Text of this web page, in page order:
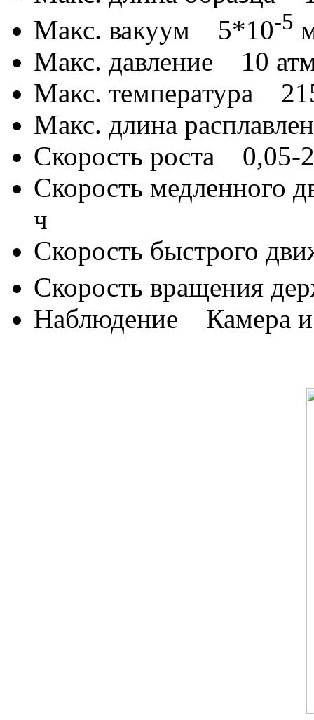
Макс. вакуум 5*10-5
Макс. давление 10
Макс. температура
Макс. длина
Скорость роста 0,05-
Скорость медленного
ч
Скорость быстрого
Скорость вращения
Наблюдение Камера и